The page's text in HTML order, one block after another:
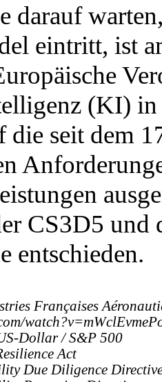
darauf
eintritt, ist
(KI) in
seit dem
CS3D5 und
entschieden.
Françaises
Dollar / S&P 500
Act
Due Diligence